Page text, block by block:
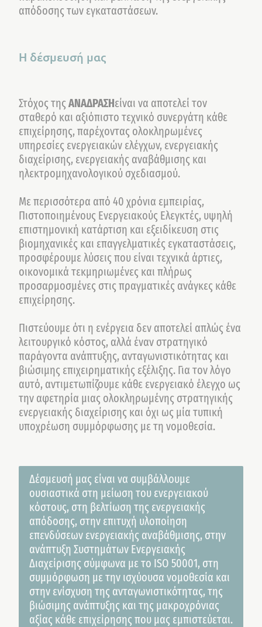
απόδοσης των εγκαταστάσεων.
Η δέσμευσή μας
Στόχος τηςΑΝΑΔΡΑΣΗείναι να αποτελεί τον
σταθερό και αξιόπιστο τεχνικό συνεργάτη κάθε
επιχείρησης, παρέχοντας ολοκληρωμένες
υπηρεσίες ενεργειακών ελέγχων, ενεργειακής
διαχείρισης, ενεργειακής αναβάθμισης και
ηλεκτρομηχανολογικού σχεδιασμού.
Με περισσότερα από 40 χρόνια εμπειρίας,
Πιστοποιημένους Ενεργειακούς Ελεγκτές, υψηλή
επιστημονική κατάρτιση και εξειδίκευση στις
βιομηχανικές και επαγγελματικές εγκαταστάσεις,
προσφέρουμε λύσεις που είναι τεχνικά άρτιες,
οικονομικά τεκμηριωμένες και πλήρως
προσαρμοσμένες στις πραγματικές ανάγκες κάθε
επιχείρησης.
Πιστεύουμε ότι η ενέργεια δεν αποτελεί απλώς ένα
λειτουργικό κόστος, αλλά έναν στρατηγικό
παράγοντα ανάπτυξης, ανταγωνιστικότητας και
βιώσιμης επιχειρηματικής εξέλιξης. Για τον λόγο
αυτό, αντιμετωπίζουμε κάθε ενεργειακό έλεγχο ως
την αφετηρία μιας ολοκληρωμένης στρατηγικής
ενεργειακής διαχείρισης και όχι ως μία τυπική
υποχρέωση συμμόρφωσης με τη νομοθεσία.
Δέσμευσή μας είναι να συμβάλλουμε
ουσιαστικά στη μείωση του ενεργειακού
κόστους, στη βελτίωση της ενεργειακής
απόδοσης, στην επιτυχή υλοποίηση
επενδύσεων ενεργειακής αναβάθμισης, στην
ανάπτυξη Συστημάτων Ενεργειακής
Διαχείρισης σύμφωνα με το ISO 50001, στη
συμμόρφωση με την ισχύουσα νομοθεσία και
στην ενίσχυση της ανταγωνιστικότητας, της
βιώσιμης ανάπτυξης και της μακροχρόνιας
αξίας κάθε επιχείρησης που μας εμπιστεύεται.